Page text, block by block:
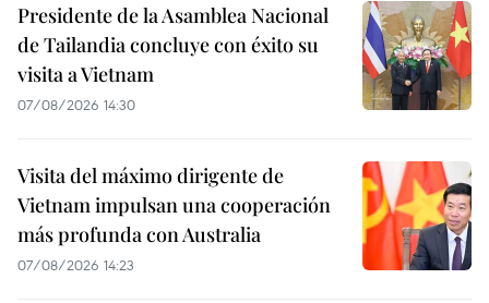
Presidente de la Asamblea Nacional
de Tailandia concluye con éxito su
visita a Vietnam
07/08/2026 14:30
Visita del máximo dirigente de
Vietnam impulsan una cooperación
más profunda con Australia
07/08/2026 14:23